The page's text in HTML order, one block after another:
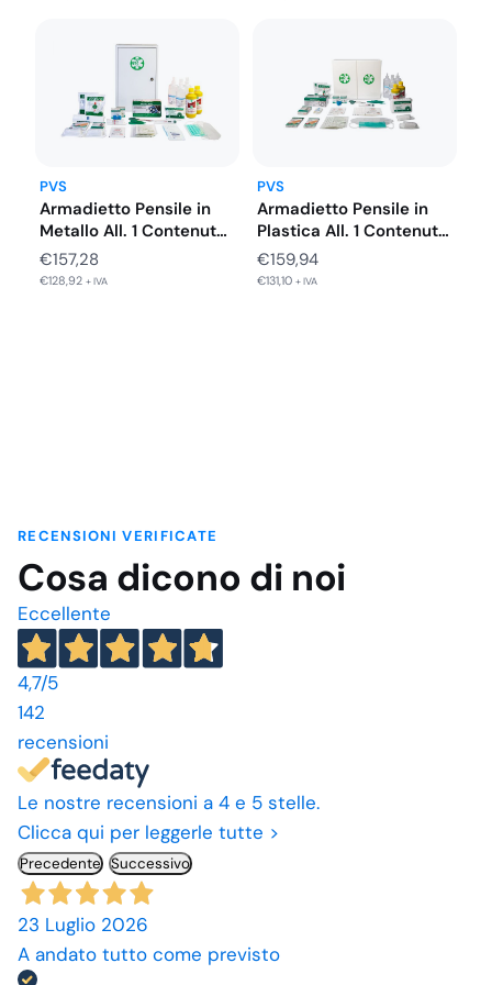
1 Sacchetto per rifiuti sanitari 250×350 mm
PVS
Armadietto Pensile in
Metallo All. 1 Contenuto
Base…
€157,28
€128,92 + IVA
PVS
Armadietto Pensile in
Plastica All. 1 Contenuto
Base…
€159,94
€131,10 + IVA
RECENSIONI VERIFICATE
Cosa dicono di noi
Eccellente
4,7/5
142
recensioni
Le nostre recensioni a 4 e 5 stelle.
Clicca qui per leggerle tutte >
Precedente Successivo
23 Luglio 2026
A andato tutto come previsto